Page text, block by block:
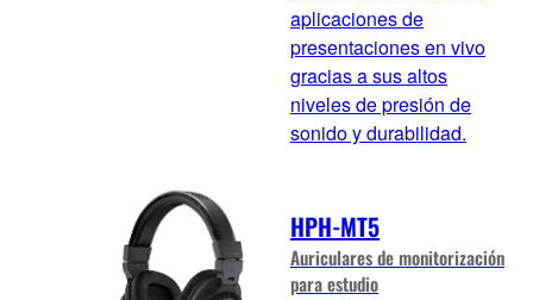
aplicaciones de
presentaciones en vivo
gracias a sus altos
niveles de presión de
sonido y durabilidad.
HPH-MT5
Auriculares de monitorización
para estudio